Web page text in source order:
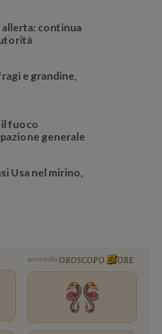
allerta: continua
e grandine,
il fuoco
generale
Usa nel mirino,
powered by OROSCOPO ORE